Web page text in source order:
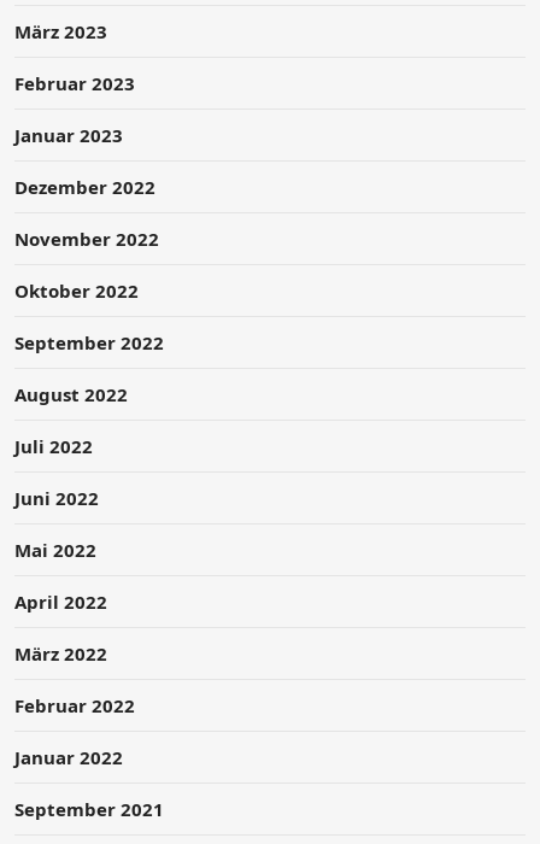
März 2023
Februar 2023
Januar 2023
Dezember 2022
November 2022
Oktober 2022
September 2022
August 2022
Juli 2022
Juni 2022
Mai 2022
April 2022
März 2022
Februar 2022
Januar 2022
September 2021